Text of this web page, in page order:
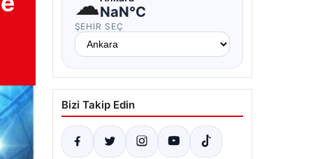
NaN°C
ŞEHIR SEÇ
Bizi Takip Edin